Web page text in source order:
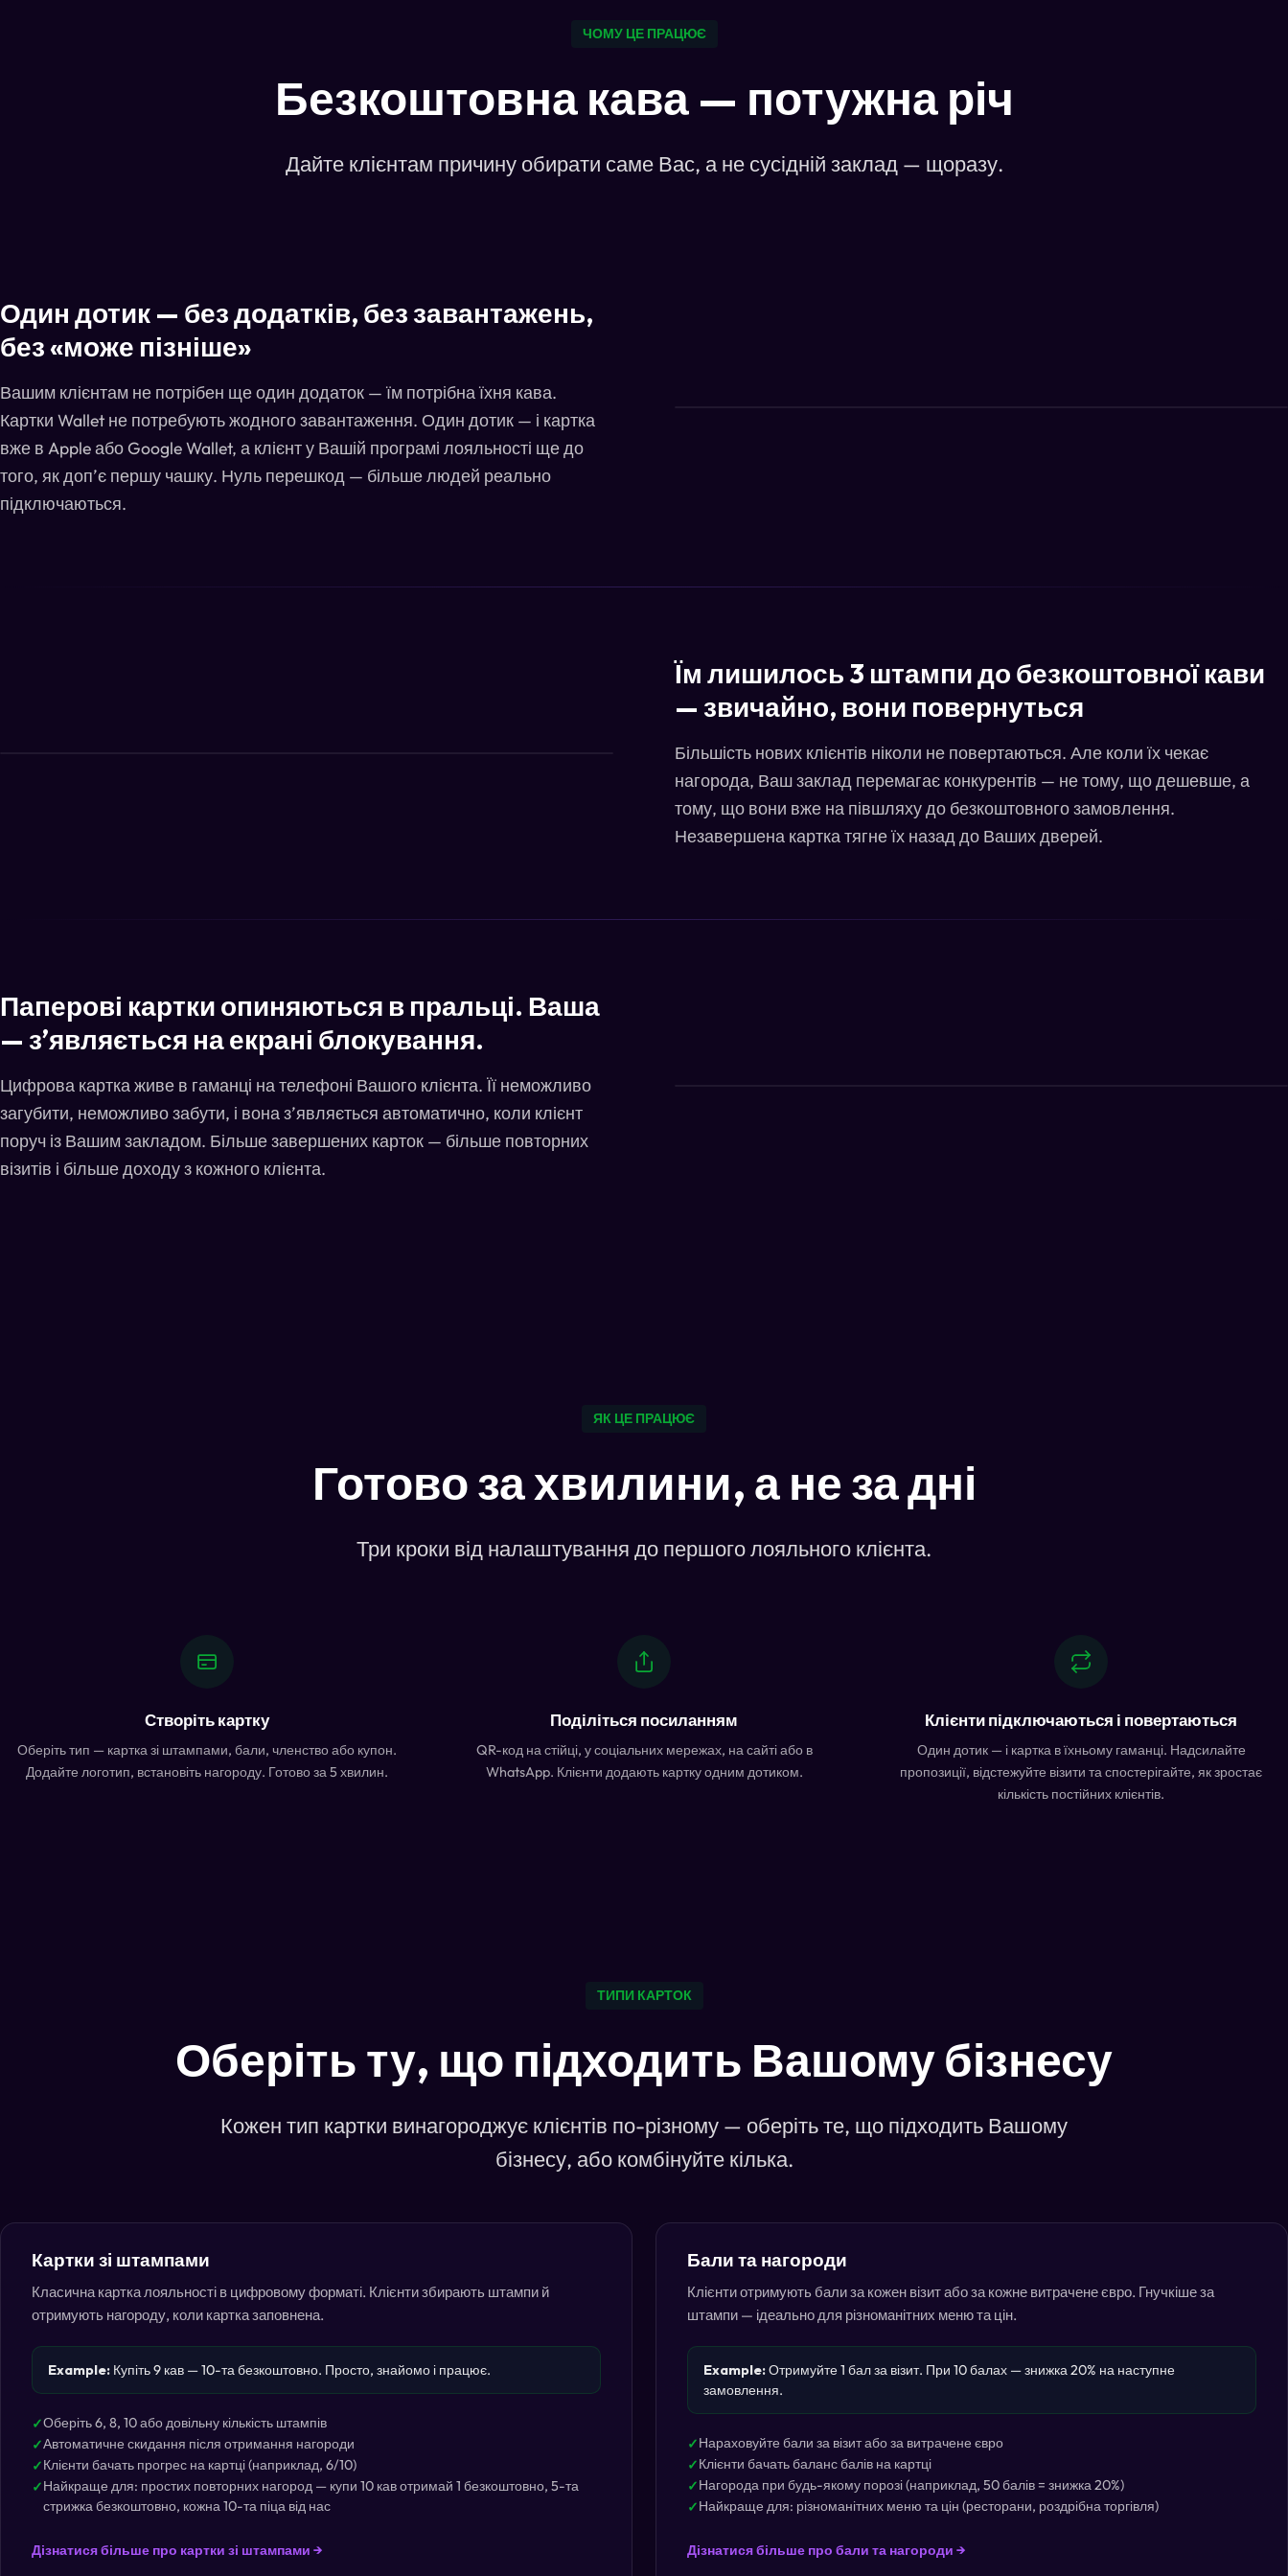
ЧОМУ ЦЕ ПРАЦЮЄ
Безкоштовна кава — потужна річ
Дайте клієнтам причину обирати саме Вас, а не сусідній заклад — щоразу.
Один дотик — без додатків, без завантажень,
без «може пізніше»
Вашим клієнтам не потрібен ще один додаток — їм потрібна їхня кава.
Картки Wallet не потребують жодного завантаження. Один дотик — і картка
вже в Apple або Google Wallet, а клієнт у Вашій програмі лояльності ще до
того, як допʼє першу чашку. Нуль перешкод — більше людей реально
підключаються.
Їм лишилось 3 штампи до безкоштовної кави
— звичайно, вони повернуться
Більшість нових клієнтів ніколи не повертаються. Але коли їх чекає
нагорода, Ваш заклад перемагає конкурентів — не тому, що дешевше, а
тому, що вони вже на півшляху до безкоштовного замовлення.
Незавершена картка тягне їх назад до Ваших дверей.
Паперові картки опиняються в пральці. Ваша
— зʼявляється на екрані блокування.
Цифрова картка живе в гаманці на телефоні Вашого клієнта. Її неможливо
загубити, неможливо забути, і вона зʼявляється автоматично, коли клієнт
поруч із Вашим закладом. Більше завершених карток — більше повторних
візитів і більше доходу з кожного клієнта.
ЯК ЦЕ ПРАЦЮЄ
Готово за хвилини, а не за дні
Три кроки від налаштування до першого лояльного клієнта.
Створіть картку
Оберіть тип — картка зі штампами, бали, членство або купон.
Додайте логотип, встановіть нагороду. Готово за 5 хвилин.
Поділіться посиланням
QR-код на стійці, у соціальних мережах, на сайті або в
WhatsApp. Клієнти додають картку одним дотиком.
Клієнти підключаються і повертаються
Один дотик — і картка в їхньому гаманці. Надсилайте
пропозиції, відстежуйте візити та спостерігайте, як зростає
кількість постійних клієнтів.
ТИПИ КАРТОК
Оберіть ту, що підходить Вашому бізнесу
Кожен тип картки винагороджує клієнтів по-різному — оберіть те, що підходить Вашому
бізнесу, або комбінуйте кілька.
Картки зі штампами
Класична картка лояльності в цифровому форматі. Клієнти збирають штампи й
отримують нагороду, коли картка заповнена.
Example: Купіть 9 кав — 10-та безкоштовно. Просто, знайомо і працює.
Оберіть 6, 8, 10 або довільну кількість штампів
Автоматичне скидання після отримання нагороди
Клієнти бачать прогрес на картці (наприклад, 6/10)
Найкраще для: простих повторних нагород — купи 10 кав отримай 1 безкоштовно, 5-та
стрижка безкоштовно, кожна 10-та піца від нас
Дізнатися більше про картки зі штампами →
Бали та нагороди
Клієнти отримують бали за кожен візит або за кожне витрачене євро. Гнучкіше за
штампи — ідеально для різноманітних меню та цін.
Example:Отримуйте 1 бал за візит. При 10 балах — знижка 20% на наступне
замовлення.
Нараховуйте бали за візит або за витрачене євро
Клієнти бачать баланс балів на картці
Нагорода при будь-якому порозі (наприклад, 50 балів = знижка 20%)
Найкраще для: різноманітних меню та цін (ресторани, роздрібна торгівля)
Дізнатися більше про бали та нагороди →